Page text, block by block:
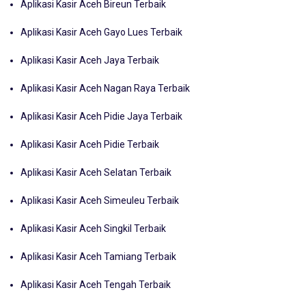
Aplikasi Kasir Aceh Bireun Terbaik
Aplikasi Kasir Aceh Gayo Lues Terbaik
Aplikasi Kasir Aceh Jaya Terbaik
Aplikasi Kasir Aceh Nagan Raya Terbaik
Aplikasi Kasir Aceh Pidie Jaya Terbaik
Aplikasi Kasir Aceh Pidie Terbaik
Aplikasi Kasir Aceh Selatan Terbaik
Aplikasi Kasir Aceh Simeuleu Terbaik
Aplikasi Kasir Aceh Singkil Terbaik
Aplikasi Kasir Aceh Tamiang Terbaik
Aplikasi Kasir Aceh Tengah Terbaik